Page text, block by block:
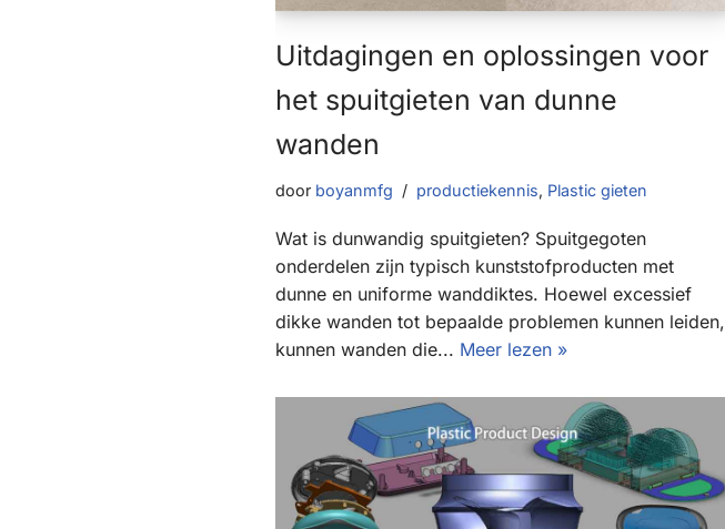
Uitdagingen en oplossingen voor
het spuitgieten van dunne
wanden
door boyanmfg productiekennis, Plastic gieten
Wat is dunwandig spuitgieten? Spuitgegoten
onderdelen zijn typisch kunststofproducten met
dunne en uniforme wanddiktes. Hoewel excessief
dikke wanden tot bepaalde problemen kunnen leiden,
kunnen wanden die... Meer lezen »